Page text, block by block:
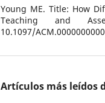
Young ME. Title: How
Teaching and
10.1097/
Artículos más leídos